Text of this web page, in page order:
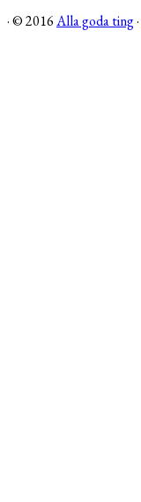
·© 2016Alla goda ting·